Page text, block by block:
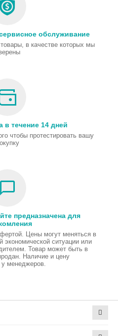
обслуживание
в качестве которых мы
в течение 14 дней
чтобы протестировать вашу
предназначена для
Цены могут меняться в
экономической ситуации или
Товар может быть в
Наличие и цену
у менеджеров.